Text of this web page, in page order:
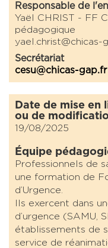
Responsable de
Yaël CHRIST - FF
pédagogique
yael.christ@chicas-
Secrétariat
cesu@chicas-gap.fr
Date de mise en
ou de
19/08/2025
Équipe
Professionnels de
une formation de
d’Urgence.
Ils exercent dans
d’urgence (SAMU,
établissements de
service de